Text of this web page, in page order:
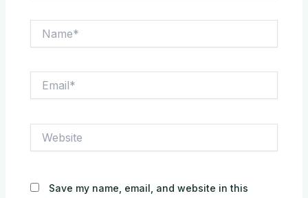
Save my name, email, and website in this